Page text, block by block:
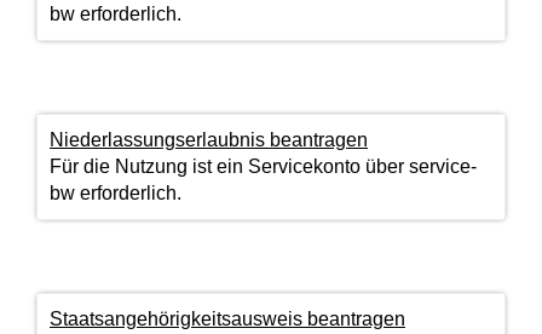
bw erforderlich.
Niederlassungserlaubnis beantragen
Für die Nutzung ist ein Servicekonto über service-
bw erforderlich.
Staatsangehörigkeitsausweis beantragen